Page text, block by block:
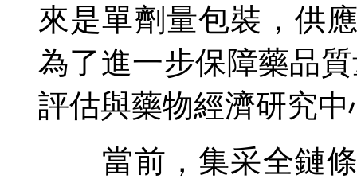
來是單劑量包裝，供
為了進一步保障藥品
評估與藥物經濟研究
當前，集采全鏈條